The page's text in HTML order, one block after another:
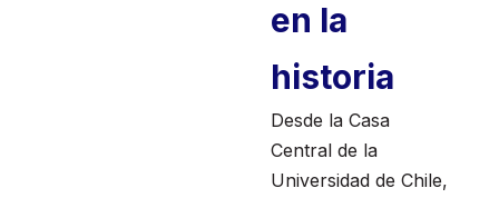
en la
historia
Desde la Casa
Central de la
Universidad de Chile,